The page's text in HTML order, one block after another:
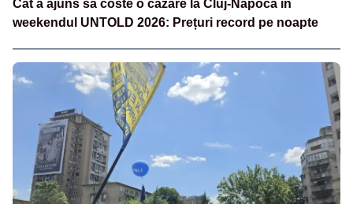
Cât a ajuns să coste o cazare la Cluj-Napoca în
weekendul UNTOLD 2026: Prețuri record pe noapte